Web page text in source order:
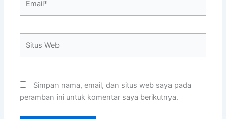
Simpan nama, email, dan situs web saya pada
peramban ini untuk komentar saya berikutnya.